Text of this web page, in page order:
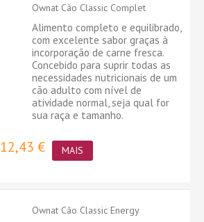
Ownat Cão Classic Complet
Alimento completo e equilibrado,
com excelente sabor graças à
incorporação de carne fresca.
Concebido para suprir todas as
necessidades nutricionais de um
cão adulto com nível de
atividade normal, seja qual for
sua raça e tamanho.
12,43 € MAIS
Ownat Cão Classic Energy